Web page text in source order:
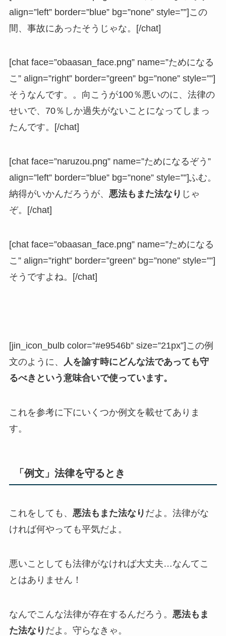
align=”left” border=”blue” bg=”none” style=””]この
間、事故にあったそうじゃな。[/chat]
[chat face=”obaasan_face.png” name=”ためになる
こ” align=”right” border=”green” bg=”none” style=””]
そうなんです。。向こうが100％悪いのに、法律の
せいで、70％しか過失がないことになってしまっ
たんです。[/chat]
[chat face=”naruzou.png” name=”ためになるぞう”
align=”left” border=”blue” bg=”none” style=””]ふむ。
納得がいかんだろうが、 悪法もまた法なり じゃ
ぞ。[/chat]
[chat face=”obaasan_face.png” name=”ためになる
こ” align=”right” border=”green” bg=”none” style=””]
そうですよね。[/chat]
[jin_icon_bulb color=”#e9546b” size=”21px”]この例
文のように、
人を諭す時にどんな法であっても守
るべきという意味合いで使っています。
これを参考に下にいくつか例文を載せてありま
す。
「例文」法律を守るとき
これをしても、 悪法もまた法なり だよ。法律がな
ければ何やっても平気だよ。
悪いことしても法律がなければ大丈夫…なんてこ
とはありません！
なんでこんな法律が存在するんだろう。 悪法もま
た法なり だよ。守らなきゃ。